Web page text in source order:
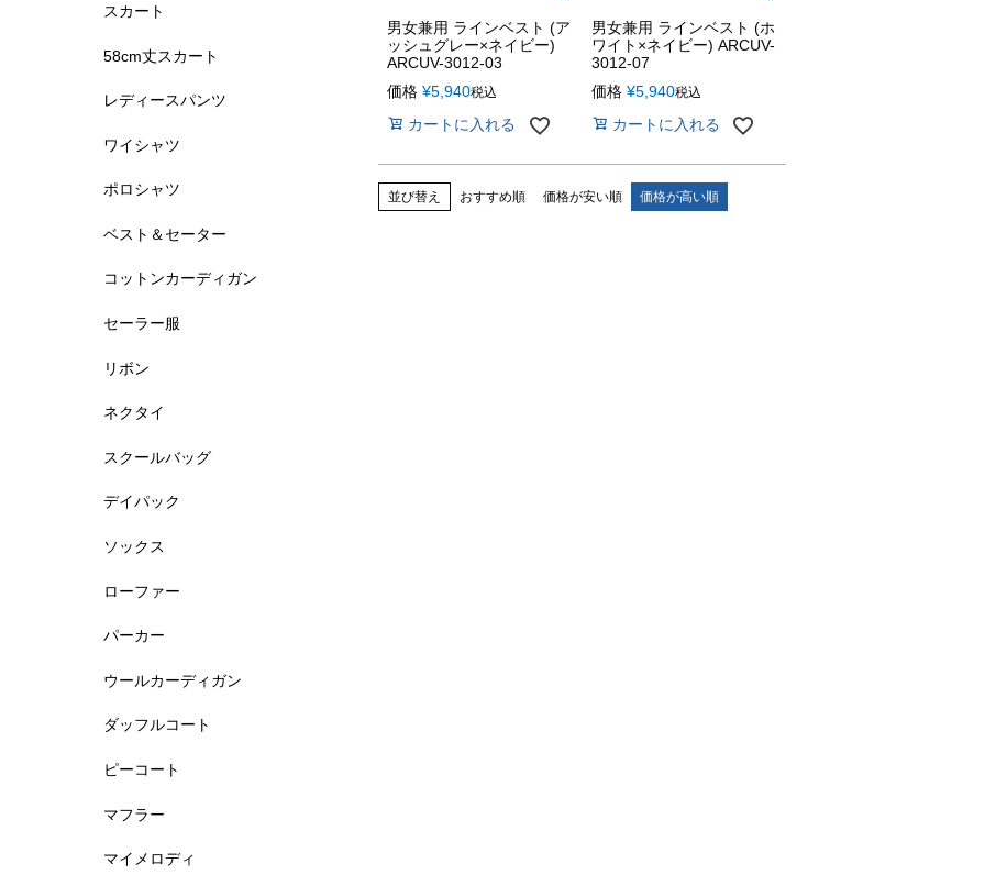
スカート
58cm丈スカート
レディースパンツ
ワイシャツ
ポロシャツ
ベスト＆セーター
コットンカーディガン
セーラー服
リボン
ネクタイ
スクールバッグ
デイパック
ソックス
ローファー
パーカー
ウールカーディガン
ダッフルコート
ピーコート
マフラー
マイメロディ
男女兼用 ラインベスト (ア
ッシュグレー×ネイビー)
ARCUV-3012-03
価格 ¥5,940税込
カートに入れる
男女兼用 ラインベスト (ホ
ワイト×ネイビー) ARCUV-
3012-07
価格 ¥5,940税込
カートに入れる
並び替え おすすめ順 価格が安い順 価格が高い順